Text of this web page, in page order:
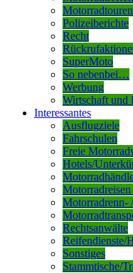
Motorradtouren
Polizeiberichte
Recht
SuperMoto
So nebenbei…
Werbung
Wirtschaft und
Interessantes
Ausflugziele
Fahrschulen
Freie
Hotels/
Motorradrenn-
Rechtsanwälte
Reifendienste/
Sonstiges
Stammtische/